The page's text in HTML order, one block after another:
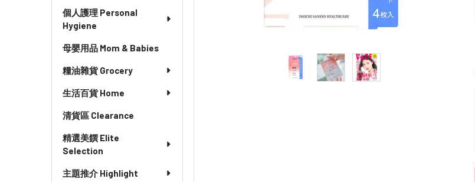
個人護理 Personal
Hygiene
母嬰用品 Mom & Babies
糧油雜貨 Grocery
生活百貨 Home
清貨區 Clearance
精選美饌 Elite
Selection
主題推介 Highlight